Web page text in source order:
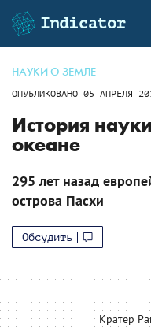
НАУКИ О ЗЕМЛЕ
ОПУБЛИКОВАНО 05 АПРЕЛЯ
История
океане
295 лет назад
острова Пасхи
Обсудить
Кратер